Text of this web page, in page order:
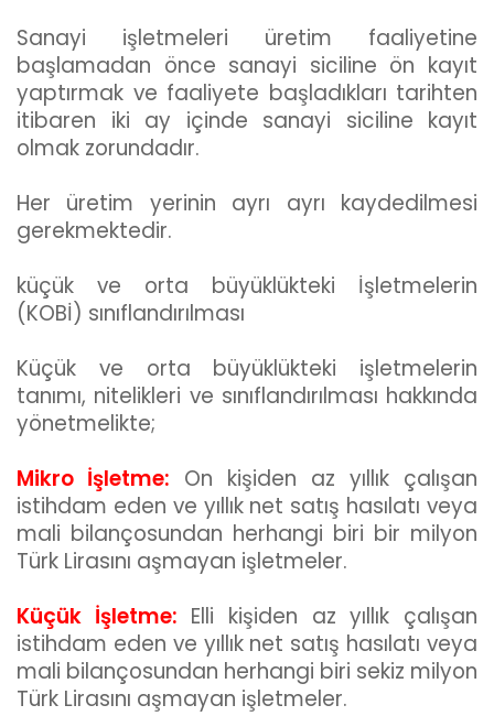
Sanayi işletmeleri üretim faaliyetine
başlamadan önce sanayi siciline ön kayıt
yaptırmak ve faaliyete başladıkları tarihten
itibaren iki ay içinde sanayi siciline kayıt
olmak zorundadır.
Her üretim yerinin ayrı ayrı kaydedilmesi
gerekmektedir.
küçük ve orta büyüklükteki İşletmelerin
(KOBİ) sınıflandırılması
Küçük ve orta büyüklükteki işletmelerin
tanımı, nitelikleri ve sınıflandırılması hakkında
yönetmelikte;
Mikro İşletme: On kişiden az yıllık çalışan
istihdam eden ve yıllık net satış hasılatı veya
mali bilançosundan herhangi biri bir milyon
Türk Lirasını aşmayan işletmeler.
Küçük İşletme: Elli kişiden az yıllık çalışan
istihdam eden ve yıllık net satış hasılatı veya
mali bilançosundan herhangi biri sekiz milyon
Türk Lirasını aşmayan işletmeler.